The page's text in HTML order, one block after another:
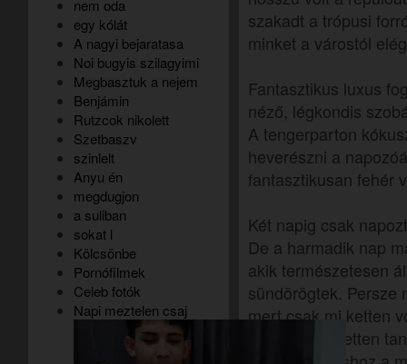
nem oda
egy kólát
A nagyi bejaratasa
Noi bugyis szilagyimi
Megbasztuk a nejem
Benjámin
Rutzcok nikolett
Szetbaszv
szinlelt
Anyu én
megdugjon
a suliban
sokat l
Kölcsönbe
Pornófilmek
Celeb fotók
Napi meztelen csaj
szakadt a trópusi
minket a várostól
Fantasztikus luxus
néző, légkondis
A tengerparton
heverészni a
fantasztikusan fehér
Két napig csak
De a harmadik nap
akik természetesen
sündörögtek. Persze
mert csak mi ketten
parton mindketten